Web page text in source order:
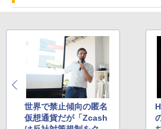
世界で禁止傾向の匿名
仮想通貨だが「Zcash